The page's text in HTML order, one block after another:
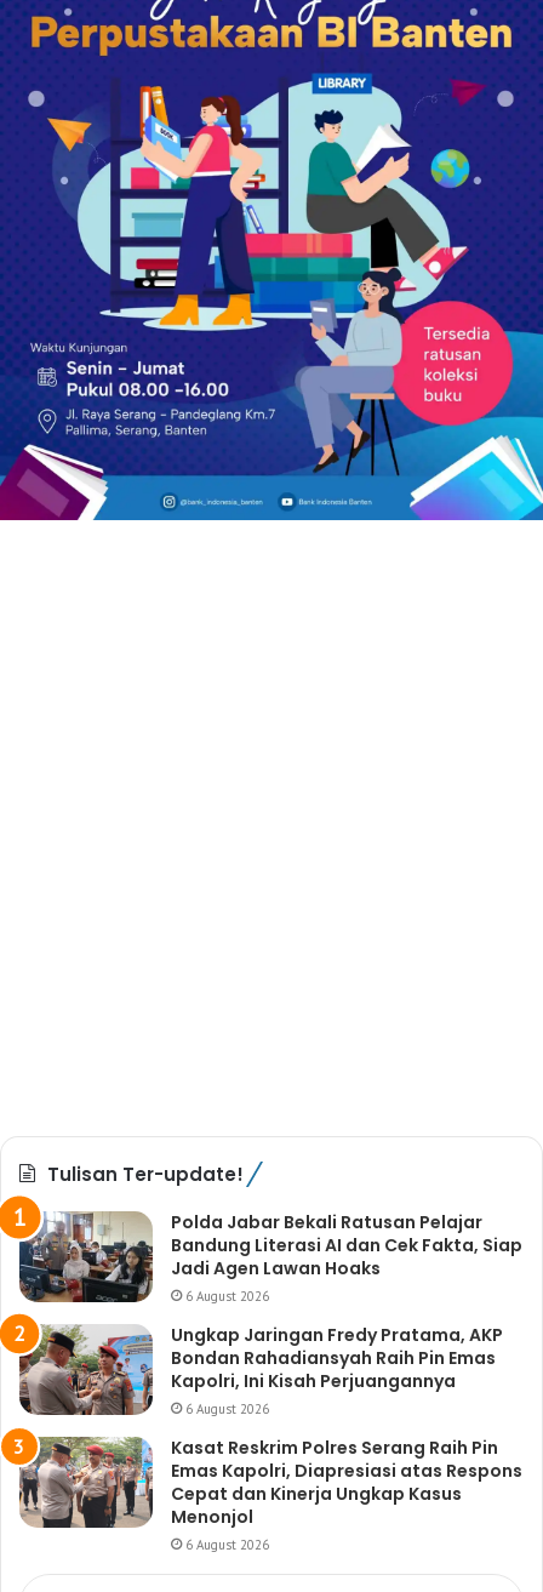
Tulisan Ter-update!
Polda Jabar Bekali Ratusan Pelajar
Bandung Literasi AI dan Cek Fakta, Siap
Jadi Agen Lawan Hoaks
6 August 2026
Ungkap Jaringan Fredy Pratama, AKP
Bondan Rahadiansyah Raih Pin Emas
Kapolri, Ini Kisah Perjuangannya
6 August 2026
Kasat Reskrim Polres Serang Raih Pin
Emas Kapolri, Diapresiasi atas Respons
Cepat dan Kinerja Ungkap Kasus
Menonjol
6 August 2026